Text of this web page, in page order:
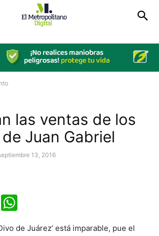
las ventas de los
Juan Gabriel
13, 2016
Threads
de Juárez’ está imparable, pue el